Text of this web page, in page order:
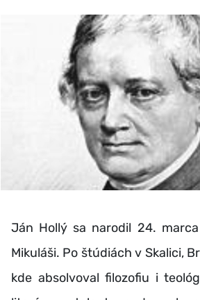
Ján Hollý sa narodil 24.
Mikuláši. Po štúdiách v Skalici,
kde absolvoval filozofiu i